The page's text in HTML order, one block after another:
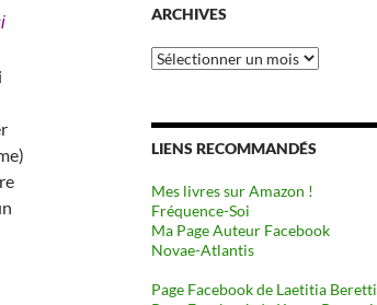
ARCHIVES
Archives
LIENS RECOMMANDÉS
Mes livres sur Amazon !
Fréquence-Soi
Ma Page Auteur Facebook
Novae-Atlantis
Page Facebook de Laetitia Beretti